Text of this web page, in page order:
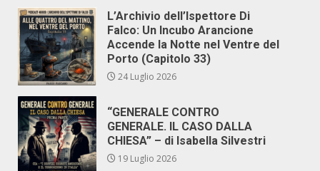
L’Archivio dell’Ispettore Di
Falco: Un Incubo Arancione
Accende la Notte nel Ventre del
Porto (Capitolo 33)
24 Luglio 2026
“GENERALE CONTRO
GENERALE. IL CASO DALLA
CHIESA” – di Isabella Silvestri
19 Luglio 2026